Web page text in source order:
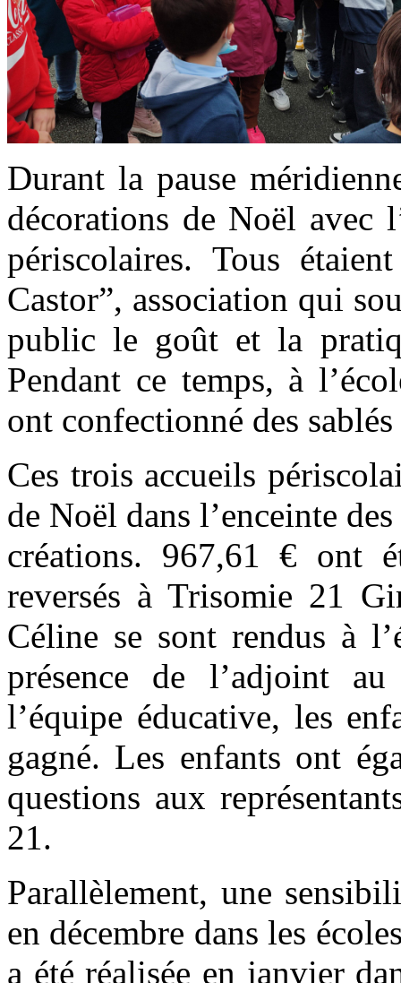
Durant la pause
décorations de Noël avec
périscolaires. Tous
Castor”, association qui
public le goût et la
Pendant ce temps, à
ont confectionné des
Ces trois accueils
de Noël dans l’enceinte
créations. 967,61 € ont
reversés à Trisomie 21
Céline se sont rendus à
présence de l’adjoint
l’équipe éducative, les
gagné. Les enfants ont
questions aux
21.
Parallèlement, une
en décembre dans les
a été réalisée en janvier